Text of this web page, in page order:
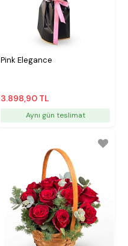
Pink Elegance
3.898,90 TL
Aynı gün teslimat